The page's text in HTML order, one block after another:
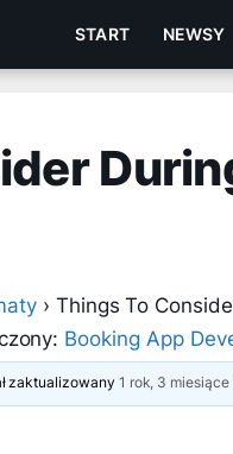
START NEWSY
› Things To
Booking App
zaktualizowany 1 rok, 3 miesiące